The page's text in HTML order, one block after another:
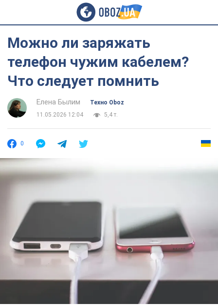
Можно ли заряжать
телефон чужим кабелем?
Что следует помнить
Елена Былим
Техно Oboz
11.05.2026 12:04
5,4 т.
0